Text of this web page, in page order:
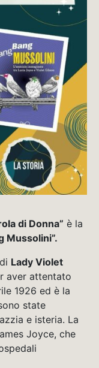
di Donna” è la
Mussolini”.
Lady Violet
aver attentato
1926 ed è la
state
e isteria. La
Joyce, che